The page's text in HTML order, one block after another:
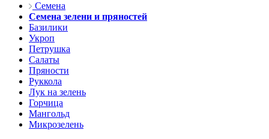
Семена
Семена зелени и пряностей
Базилики
Укроп
Петрушка
Салаты
Пряности
Руккола
Лук на зелень
Горчица
Мангольд
Микрозелень